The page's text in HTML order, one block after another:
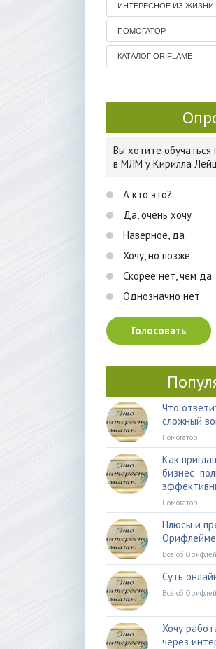
ИНТЕРЕСНОЕ ИЗ ЖИЗНИ
ПОМОГАТОР
КАТАЛОГ ORIFLAME
Вы хотите обучаться
в МЛМ у Кирилла
А кто это?
Да, очень хочу
Наверное, да
Хочу, но позже
Скорее нет, чем да
Однозначно нет
Голосовать
Что
сложный
Помогатор
Как
бизнес:
Помогатор
Плюсы и
Орифлейме
Всё об
Суть
Всё об
Хочу
через